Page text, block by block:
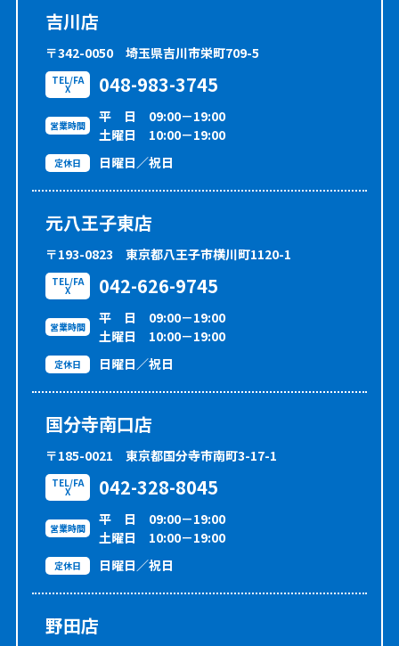
吉川店
〒342-0050埼玉県吉川市栄町709-5
TEL/FA
X 048-983-3745
営業時間
平 日 09:00－19:00
土曜日 10:00－19:00
定休日 日曜日／祝日
元八王子東店
〒193-0823東京都八王子市横川町1120-1
TEL/FA
X 042-626-9745
営業時間
平 日 09:00－19:00
土曜日 10:00－19:00
定休日 日曜日／祝日
国分寺南口店
〒185-0021東京都国分寺市南町3-17-1
TEL/FA
X 042-328-8045
営業時間
平 日 09:00－19:00
土曜日 10:00－19:00
定休日 日曜日／祝日
野田店